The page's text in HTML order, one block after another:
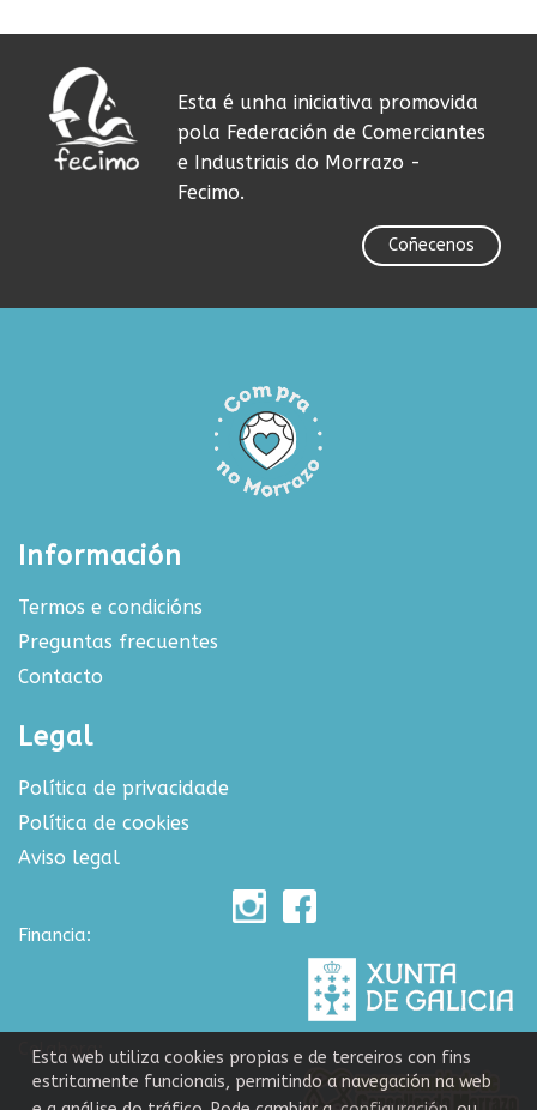
Esta é unha iniciativa promovida
pola Federación de Comerciantes
e Industriais do Morrazo -
Fecimo.
Coñecenos
Información
Termos e condicións
Preguntas frecuentes
Contacto
Legal
Política de privacidade
Política de cookies
Aviso legal
Financia:
Colabora:
Esta web utiliza cookies propias e de terceiros con fins
estritamente funcionais, permitindo a navegación na web